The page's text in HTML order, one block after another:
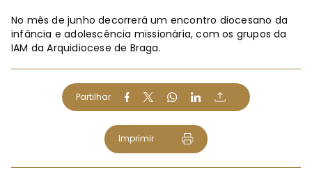
No mês de junho decorrerá um encontro diocesano da
infância e adolescência missionária, com os grupos da
IAM da Arquidiocese de Braga.
Partilhar
Imprimir